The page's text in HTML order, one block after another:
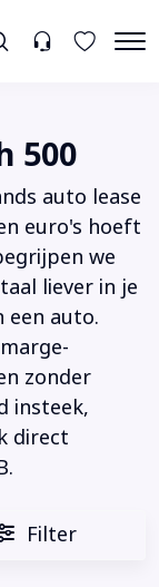
500
auto lease
euro's hoeft
we
liever in je
een auto.
zonder
insteek,
direct
Filter